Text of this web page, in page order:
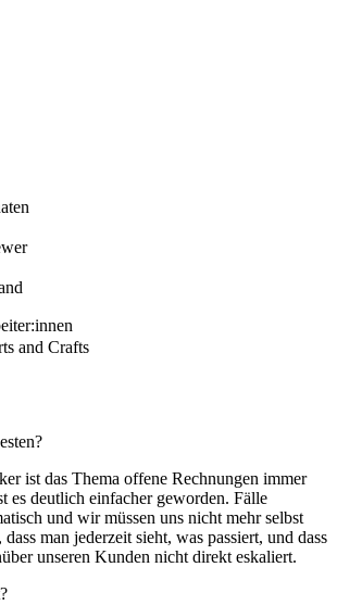
and Crafts
ist das Thema offene Rechnungen immer
es deutlich einfacher geworden. Fälle
und wir müssen uns nicht mehr selbst
dass man jederzeit sieht, was passiert, und dass
unseren Kunden nicht direkt eskaliert.